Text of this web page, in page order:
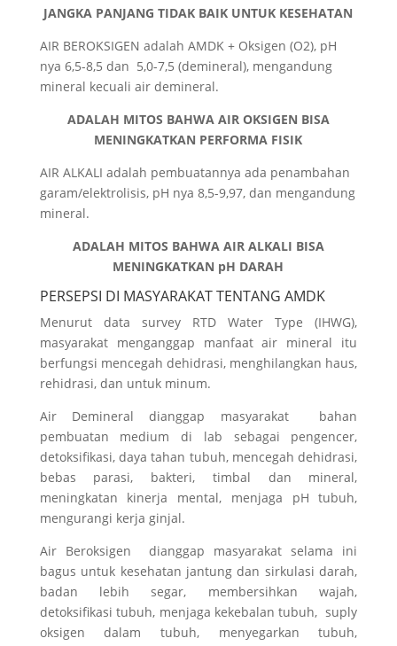
JANGKA PANJANG TIDAK BAIK UNTUK KESEHATAN
AIR BEROKSIGEN adalah AMDK + Oksigen (O2), pH
nya 6,5-8,5 dan 5,0-7,5 (demineral), mengandung
mineral kecuali air demineral.
ADALAH MITOS BAHWA AIR OKSIGEN BISA
MENINGKATKAN PERFORMA FISIK
AIR ALKALI adalah pembuatannya ada penambahan
garam/elektrolisis, pH nya 8,5-9,97, dan mengandung
mineral.
ADALAH MITOS BAHWA AIR ALKALI BISA
MENINGKATKAN pH DARAH
PERSEPSI DI MASYARAKAT TENTANG AMDK
Menurut data survey RTD Water Type (IHWG),
masyarakat menganggap manfaat air mineral itu
berfungsi mencegah dehidrasi, menghilangkan haus,
rehidrasi, dan untuk minum.
Air Demineral dianggap masyarakat bahan
pembuatan medium di lab sebagai pengencer,
detoksifikasi, daya tahan tubuh, mencegah dehidrasi,
bebas parasi, bakteri, timbal dan mineral,
meningkatan kinerja mental, menjaga pH tubuh,
mengurangi kerja ginjal.
Air Beroksigen dianggap masyarakat selama ini
bagus untuk kesehatan jantung dan sirkulasi darah,
badan lebih segar, membersihkan wajah,
detoksifikasi tubuh, menjaga kekebalan tubuh, suply
oksigen dalam tubuh, menyegarkan tubuh,